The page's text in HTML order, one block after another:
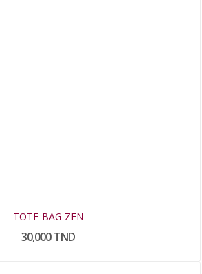
TOTE-BAG ZEN
30,000 TND